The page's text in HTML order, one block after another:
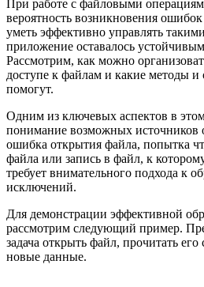
При работе с файловыми
вероятность возникновения
уметь эффективно управлять
приложение оставалось
Рассмотрим, как можно
доступе к файлам и какие методы и
помогут.
Одним из ключевых аспектов в этом
понимание возможных
ошибка открытия файла, попытка
файла или запись в файл, к
требует внимательного подхода к
исключений.
Для демонстрации эффективной
рассмотрим следующий пример.
задача открыть файл, прочитать
новые данные.